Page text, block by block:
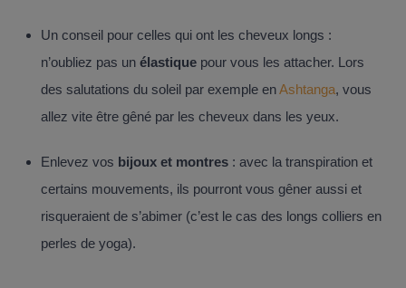
Un conseil pour celles qui ont les cheveux longs :
n’oubliez pas un élastique pour vous les attacher. Lors
des salutations du soleil par exemple enAshtanga, vous
allez vite être gêné par les cheveux dans les yeux.
Enlevez vos bijoux et montres : avec la transpiration et
certains mouvements, ils pourront vous gêner aussi et
risqueraient de s’abimer (c’est le cas des longs colliers en
perles de yoga).